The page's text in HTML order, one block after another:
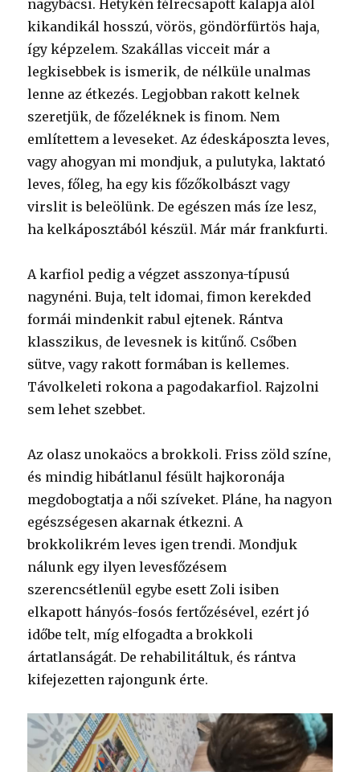
nagybácsi. Hetykén félrecsapott kalapja alól
kikandikál hosszú, vörös, göndörfürtös haja,
így képzelem. Szakállas vicceit már a
legkisebbek is ismerik, de nélküle unalmas
lenne az étkezés. Legjobban rakott kelnek
szeretjük, de főzeléknek is finom. Nem
említettem a leveseket. Az édeskáposzta leves,
vagy ahogyan mi mondjuk, a pulutyka, laktató
leves, főleg, ha egy kis főzőkolbászt vagy
virslit is beleölünk. De egészen más íze lesz,
ha kelkáposztából készül. Már már frankfurti.
A karfiol pedig a végzet asszonya-típusú
nagynéni. Buja, telt idomai, fimon kerekded
formái mindenkit rabul ejtenek. Rántva
klasszikus, de levesnek is kitűnő. Csőben
sütve, vagy rakott formában is kellemes.
Távolkeleti rokona a pagodakarfiol. Rajzolni
sem lehet szebbet.
Az olasz unokaöcs a brokkoli. Friss zöld színe,
és mindig hibátlanul fésült hajkoronája
megdobogtatja a női szíveket. Pláne, ha nagyon
egészségesen akarnak étkezni. A
brokkolikrém leves igen trendi. Mondjuk
nálunk egy ilyen levesfőzésem
szerencsétlenül egybe esett Zoli isiben
elkapott hányós-fosós fertőzésével, ezért jó
időbe telt, míg elfogadta a brokkoli
ártatlanságát. De rehabilitáltuk, és rántva
kifejezetten rajongunk érte.